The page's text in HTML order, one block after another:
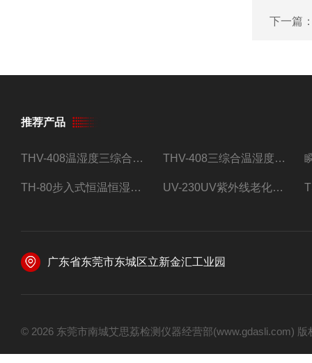
下一篇
推荐产品
THV-408温湿度三综合试验箱 THV-408三综合温湿度振动试验箱
TH-80步入式恒温恒湿试验房 UV-230UV紫外线老化试验箱
广东省东莞市东城区立新金汇工业园
© 2026 东莞市南城艾思荔检测仪器经营部(www.gdasli.com)